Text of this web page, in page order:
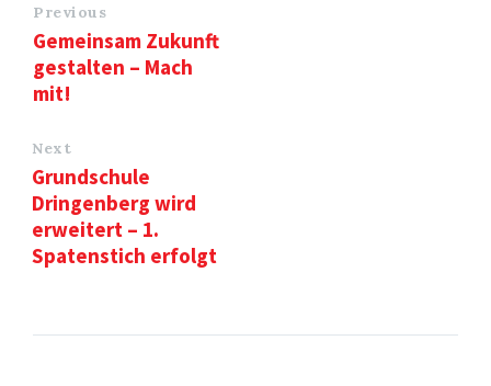
Previous
Gemeinsam Zukunft
gestalten – Mach
mit!
Next
Grundschule
Dringenberg wird
erweitert – 1.
Spatenstich erfolgt